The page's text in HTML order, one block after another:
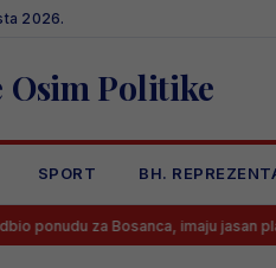
2026.
Osim Politike
SPORT BH.
imaju jasan plan!